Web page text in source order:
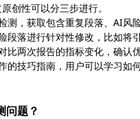
创性可以分三步进行。
，获取包含重复段落、AI风
段落进行针对性修改，比如将
两次报告的指标变化，确认优
的技巧指南，用户可以学习
问题？